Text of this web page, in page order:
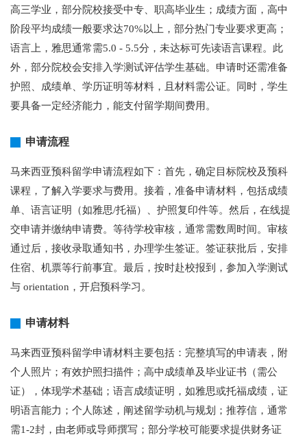
高三学业，部分院校接受中专、职高毕业生；成绩方面，高中
阶段平均成绩一般要求达70%以上，部分热门专业要求更高；
语言上，雅思通常需5.0 - 5.5分，未达标可先读语言课程。此
外，部分院校会安排入学测试评估学生基础。申请时还需准备
护照、成绩单、学历证明等材料，且材料需公证。同时，学生
要具备一定经济能力，能支付留学期间费用。
申请流程
马来西亚预科留学申请流程如下：首先，确定目标院校及预科
课程，了解入学要求与费用。接着，准备申请材料，包括成绩
单、语言证明（如雅思/托福）、护照复印件等。然后，在线提
交申请并缴纳申请费。等待学校审核，通常需数周时间。审核
通过后，接收录取通知书，办理学生签证。签证获批后，安排
住宿、机票等行前事宜。最后，按时赴校报到，参加入学测试
与 orientation，开启预科学习。
申请材料
马来西亚预科留学申请材料主要包括：完整填写的申请表，附
个人照片；有效护照扫描件；高中成绩单及毕业证书（需公
证），体现学术基础；语言成绩证明，如雅思或托福成绩，证
明语言能力；个人陈述，阐述留学动机与规划；推荐信，通常
需1-2封，由老师或导师撰写；部分学校可能要求提供财务证